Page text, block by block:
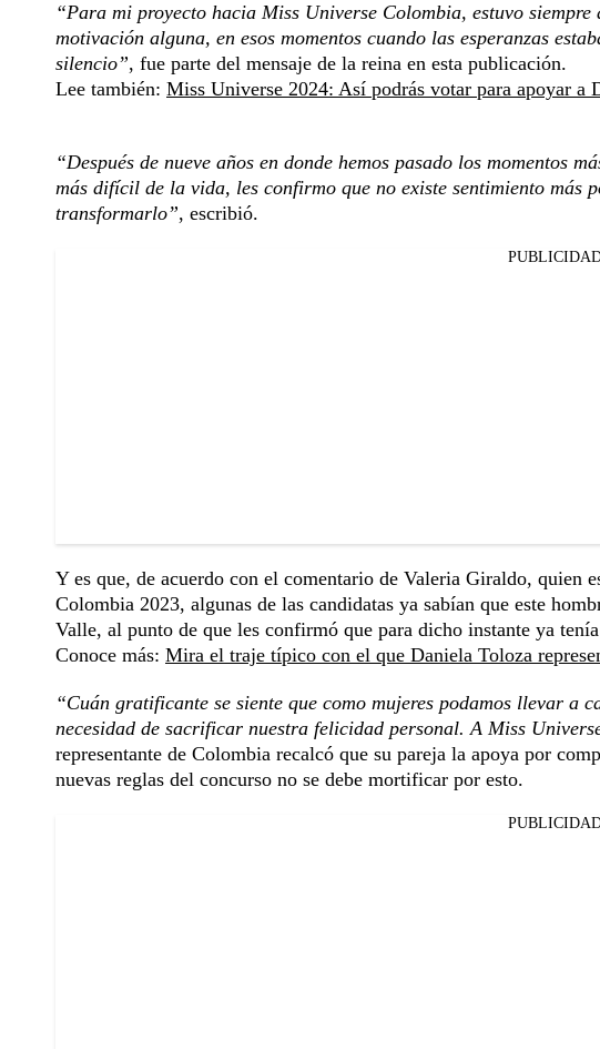
“Para mi proyecto hacia Miss Universe Colombia, estuvo
motivación alguna, en esos momentos cuando las esperanzas
silencio”, fue parte del mensaje de la reina en esta publicación.
Lee también: Miss Universe 2024: Así podrás votar para apoyar a
“Después de nueve años en donde hemos pasado los momentos
más difícil de la vida, les confirmo que no existe sentimiento más
transformarlo”, escribió.
Y es que, de acuerdo con el comentario de Valeria Giraldo, quien
Colombia 2023, algunas de las candidatas ya sabían que este
Valle, al punto de que les confirmó que para dicho instante ya
Conoce más: Mira el traje típico con el que Daniela Toloza
“Cuán gratificante se siente que como mujeres podamos llevar a
necesidad de sacrificar nuestra felicidad personal. A Miss
representante de Colombia recalcó que su pareja la apoya por
nuevas reglas del concurso no se debe mortificar por esto.